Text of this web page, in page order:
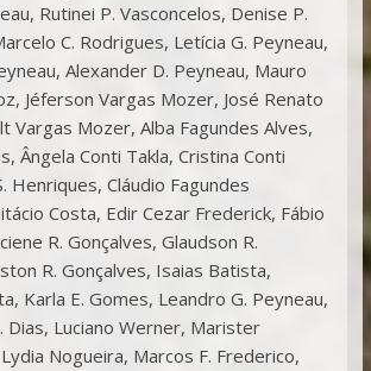
Rutinei P. Vasconcelos, Denise P.
C. Rodrigues, Letícia G. Peyneau,
Alexander D. Peyneau, Mauro
Jéferson Vargas Mozer, José Renato
Vargas Mozer, Alba Fagundes Alves,
Ângela Conti Takla, Cristina Conti
Henriques, Cláudio Fagundes
Costa, Edir Cezar Frederick, Fábio
R. Gonçalves, Glaudson R.
R. Gonçalves, Isaias Batista,
Karla E. Gomes, Leandro G. Peyneau,
Dias, Luciano Werner, Marister
Nogueira, Marcos F. Frederico,